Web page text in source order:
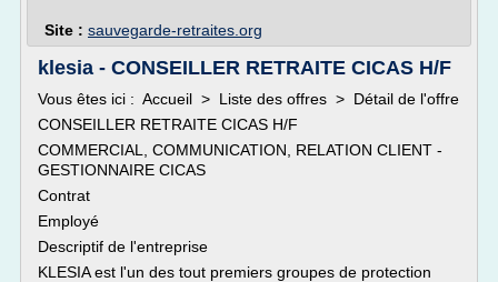
Site : sauvegarde-retraites.org
klesia - CONSEILLER RETRAITE CICAS H/F
Vous êtes ici : Accueil > Liste des offres > Détail de l'offre
CONSEILLER RETRAITE CICAS H/F
COMMERCIAL, COMMUNICATION, RELATION CLIENT -
GESTIONNAIRE CICAS
Contrat
Employé
Descriptif de l'entreprise
KLESIA est l'un des tout premiers groupes de protection